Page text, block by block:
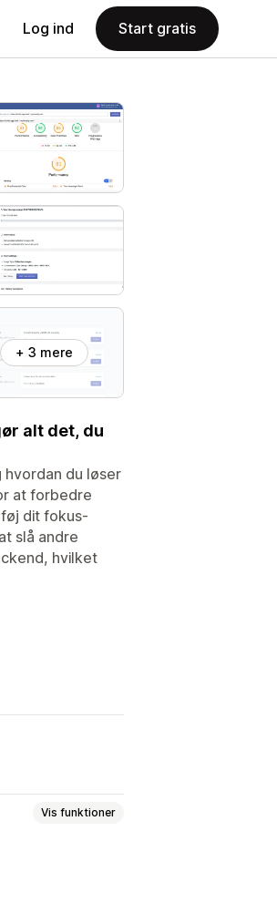
Log ind Start gratis
+ 3 mere
alt det, du
hvordan du løser
at forbedre
dit fokus-
slå andre
hvilket
Vis funktioner